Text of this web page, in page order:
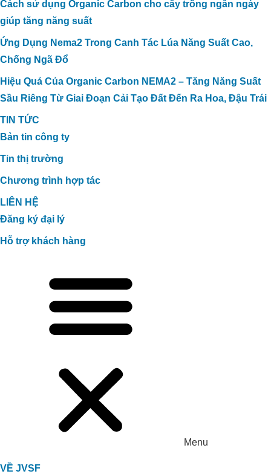
Cách sử dụng Organic Carbon cho cây trồng ngắn ngày
giúp tăng năng suất
Ứng Dụng Nema2 Trong Canh Tác Lúa Năng Suất Cao,
Chống Ngã Đổ
Hiệu Quả Của Organic Carbon NEMA2 – Tăng Năng Suất
Sầu Riêng Từ Giai Đoạn Cải Tạo Đất Đến Ra Hoa, Đậu Trái
TIN TỨC
Bản tin công ty
Tin thị trường
Chương trình hợp tác
LIÊN HỆ
Đăng ký đại lý
Hỗ trợ khách hàng
Menu
VỀ JVSF